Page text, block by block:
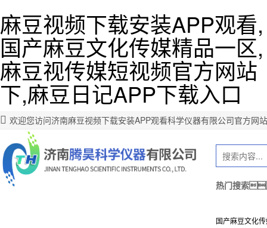
麻豆视频下载安装APP观看,
国产麻豆文化传媒精品一区,
麻豆视传媒短视频官方网站
下,麻豆日记APP下载入口
欢迎您访问济南麻豆视频下载安装APP观看科学仪器有限公司官方网
热门搜索
国产麻豆文化